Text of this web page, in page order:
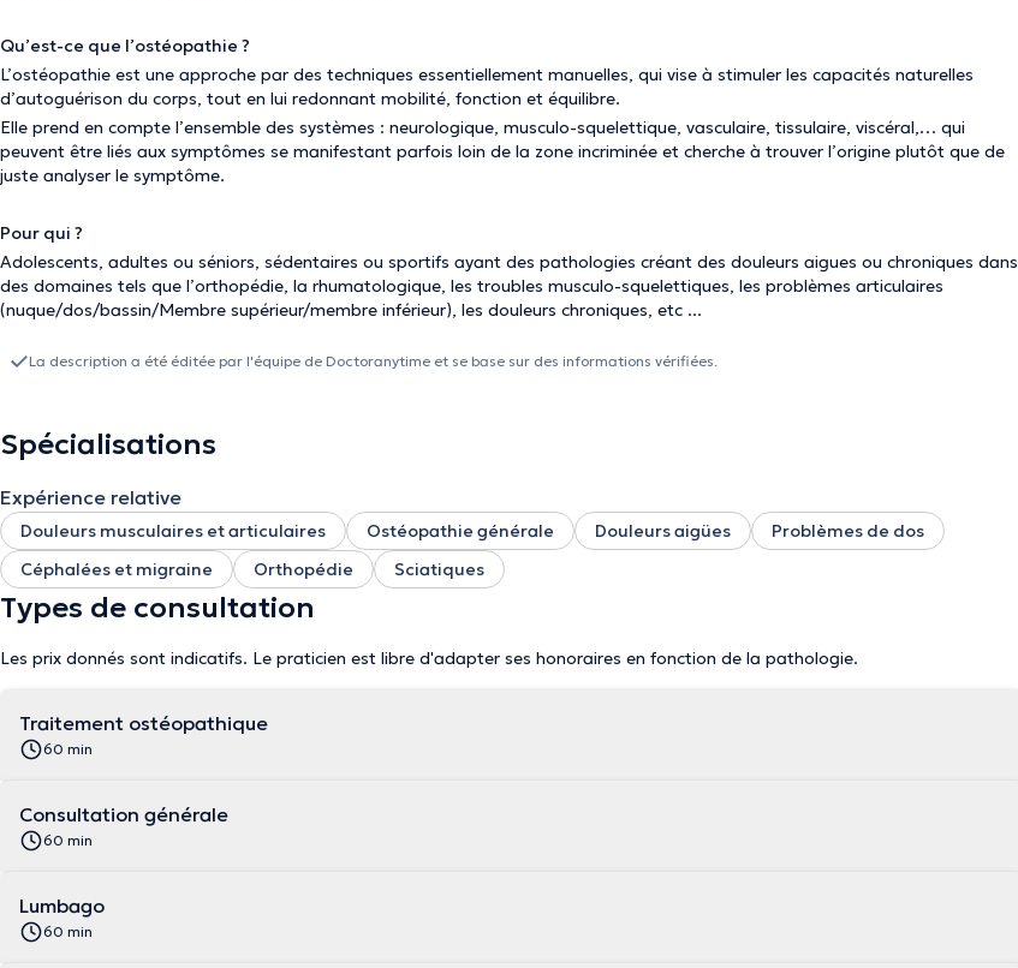
Qu’est-ce que l’ostéopathie ?
L’ostéopathie est une approche par des techniques essentiellement manuelles, qui vise à stimuler les capacités naturelles
d’autoguérison du corps, tout en lui redonnant mobilité, fonction et équilibre.
Elle prend en compte l’ensemble des systèmes : neurologique, musculo-squelettique, vasculaire, tissulaire, viscéral,… qui
peuvent être liés aux symptômes se manifestant parfois loin de la zone incriminée et cherche à trouver l’origine plutôt que de
juste analyser le symptôme.
Pour qui ?
Adolescents, adultes ou séniors, sédentaires ou sportifs ayant des pathologies créant des douleurs aigues ou chroniques dans
des domaines tels que l’orthopédie, la rhumatologique, les troubles musculo-squelettiques, les problèmes articulaires
(nuque/dos/bassin/Membre supérieur/membre inférieur), les douleurs chroniques, etc ...
La description a été éditée par l'équipe de Doctoranytime et se base sur des informations vérifiées.
Spécialisations
Expérience relative
Douleurs musculaires et articulaires Ostéopathie générale Douleurs aigües
Problèmes de dos
Céphalées et migraine
Orthopédie Sciatiques
Types de consultation
Les prix donnés sont indicatifs. Le praticien est libre d'adapter ses honoraires en fonction de la pathologie.
Traitement ostéopathique
60 min
Consultation générale
60 min
Lumbago
60 min